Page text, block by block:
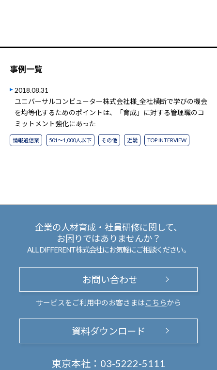
事例一覧
2018.08.31
ユニバーサルコンピューター株式会社様_全社横断で学びの機会
を均等化するためのポイントは、「育成」に対する管理職のコ
ミットメント強化にあった
情報通信業 501～1,000人以下 その他 近畿 TOP INTERVIEW
企業の人材育成・社員研修に関して、
お困りではありませんか？
ALL DIFFERENT株式会社にお気軽にご相談ください。
お問い合わせ
サービスをご利用中のお客さまは こちらから
資料ダウンロード
東京本社： 03-5222-5111